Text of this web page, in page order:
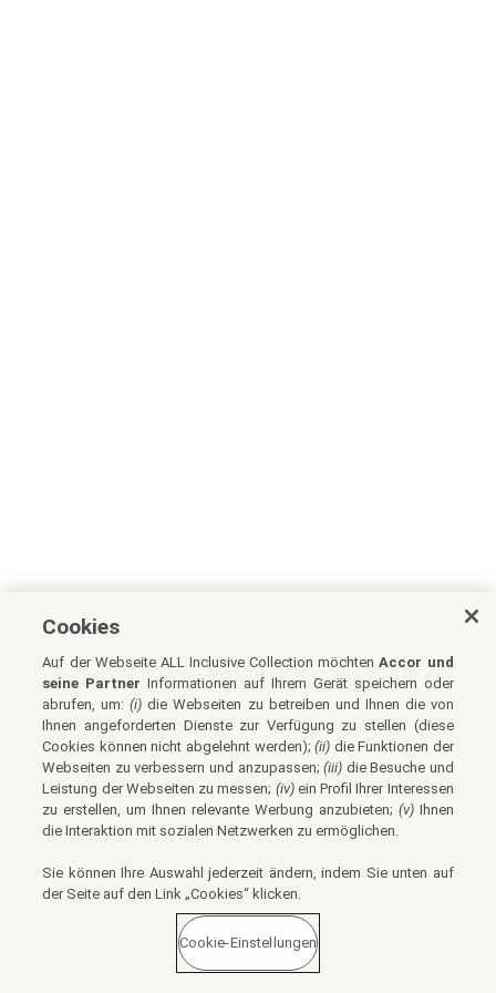
Cookies
Auf der Webseite ALL Inclusive Collection möchtenAccor und
seine Partner Informationen auf Ihrem Gerät speichern oder
abrufen, um:(i) die Webseiten zu betreiben und Ihnen die von
Ihnen angeforderten Dienste zur Verfügung zu stellen (diese
Cookies können nicht abgelehnt werden);(ii) die Funktionen der
Webseiten zu verbessern und anzupassen;(iii) die Besuche und
Leistung der Webseiten zu messen; (iv)ein Profil Ihrer Interessen
zu erstellen, um Ihnen relevante Werbung anzubieten; (v)Ihnen
die Interaktion mit sozialen Netzwerken zu ermöglichen.
Sie können Ihre Auswahl jederzeit ändern, indem Sie unten auf
der Seite auf den Link „Cookies“ klicken.
Cookie-Einstellungen